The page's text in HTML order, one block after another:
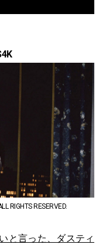
RIGHTS RESERVED.
と言った、ダスティ